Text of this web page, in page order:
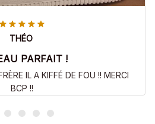
THÉO
PARFAIT !
IL A KIFFÉ DE FOU !! MERCI
BCP !!